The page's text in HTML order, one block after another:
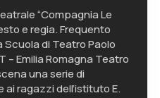
“Compagnia Le
e regia. Frequento
di Teatro Paolo
– Emilia Romagna Teatro
una serie di
ragazzi dell’istituto E.